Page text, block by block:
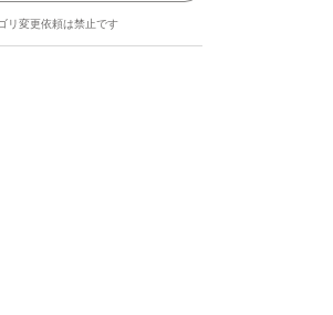
ション #マット肌 #ベ
リ変更依頼は禁止です